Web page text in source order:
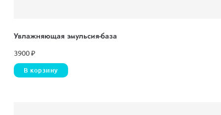
Увлажняющая эмульсия-база
3900₽
В корзину